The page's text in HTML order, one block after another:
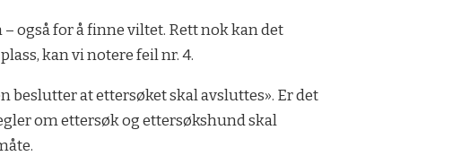
også for å finne viltet. Rett nok kan det
kan vi notere feil nr. 4.
at ettersøket skal avsluttes». Er det
om ettersøk og ettersøkshund skal